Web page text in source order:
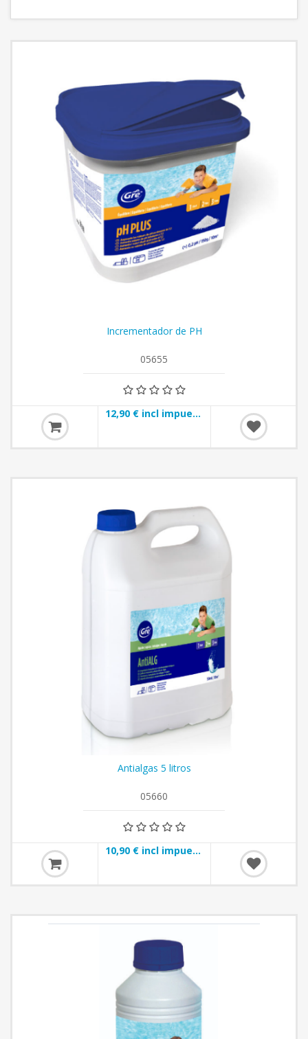
Incrementador de PH
05655
12,90 € incl impuestos
Antialgas 5 litros
05660
10,90 € incl impuestos